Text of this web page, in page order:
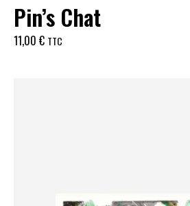
Pin’s Chat
11,00 € TTC